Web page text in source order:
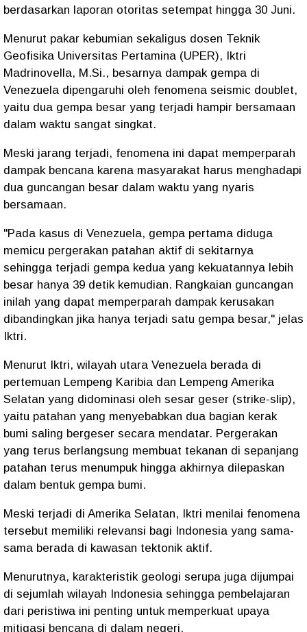
berdasarkan laporan otoritas setempat hingga 30 Juni.
Menurut pakar kebumian sekaligus dosen Teknik
Geofisika Universitas Pertamina (UPER), Iktri
Madrinovella, M.Si., besarnya dampak gempa di
Venezuela dipengaruhi oleh fenomena seismic doublet,
yaitu dua gempa besar yang terjadi hampir bersamaan
dalam waktu sangat singkat.
Meski jarang terjadi, fenomena ini dapat memperparah
dampak bencana karena masyarakat harus menghadapi
dua guncangan besar dalam waktu yang nyaris
bersamaan.
"Pada kasus di Venezuela, gempa pertama diduga
memicu pergerakan patahan aktif di sekitarnya
sehingga terjadi gempa kedua yang kekuatannya lebih
besar hanya 39 detik kemudian. Rangkaian guncangan
inilah yang dapat memperparah dampak kerusakan
dibandingkan jika hanya terjadi satu gempa besar," jelas
Iktri.
Menurut Iktri, wilayah utara Venezuela berada di
pertemuan Lempeng Karibia dan Lempeng Amerika
Selatan yang didominasi oleh sesar geser (strike-slip),
yaitu patahan yang menyebabkan dua bagian kerak
bumi saling bergeser secara mendatar. Pergerakan
yang terus berlangsung membuat tekanan di sepanjang
patahan terus menumpuk hingga akhirnya dilepaskan
dalam bentuk gempa bumi.
Meski terjadi di Amerika Selatan, Iktri menilai fenomena
tersebut memiliki relevansi bagi Indonesia yang sama-
sama berada di kawasan tektonik aktif.
Menurutnya, karakteristik geologi serupa juga dijumpai
di sejumlah wilayah Indonesia sehingga pembelajaran
dari peristiwa ini penting untuk memperkuat upaya
mitigasi bencana di dalam negeri.